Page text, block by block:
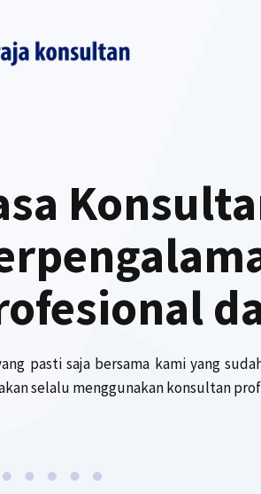
pasti saja bersama kami yang
selalu menggunakan konsultan